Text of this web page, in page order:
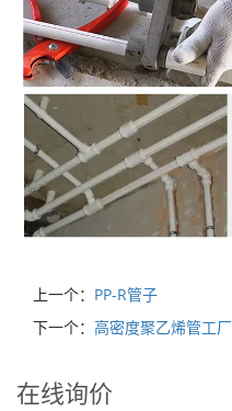
上一个： PP-R管子
下一个： 高密度聚乙烯管工厂
在线询价